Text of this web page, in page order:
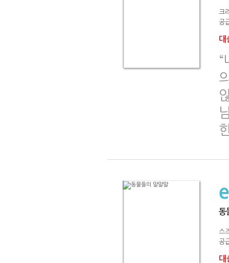
크
공
대
동
스
공
대